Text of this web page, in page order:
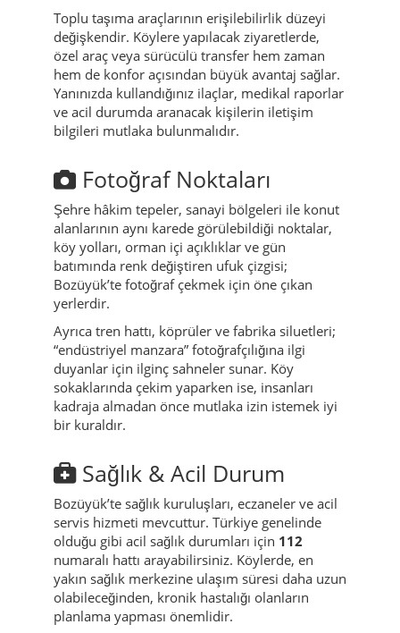
Toplu taşıma araçlarının erişilebilirlik düzeyi
değişkendir. Köylere yapılacak ziyaretlerde,
özel araç veya sürücülü transfer hem zaman
hem de konfor açısından büyük avantaj sağlar.
Yanınızda kullandığınız ilaçlar, medikal raporlar
ve acil durumda aranacak kişilerin iletişim
bilgileri mutlaka bulunmalıdır.
Fotoğraf Noktaları
Şehre hâkim tepeler, sanayi bölgeleri ile konut
alanlarının aynı karede görülebildiği noktalar,
köy yolları, orman içi açıklıklar ve gün
batımında renk değiştiren ufuk çizgisi;
Bozüyük’te fotoğraf çekmek için öne çıkan
yerlerdir.
Ayrıca tren hattı, köprüler ve fabrika siluetleri;
“endüstriyel manzara” fotoğrafçılığına ilgi
duyanlar için ilginç sahneler sunar. Köy
sokaklarında çekim yaparken ise, insanları
kadraja almadan önce mutlaka izin istemek iyi
bir kuraldır.
Sağlık & Acil Durum
Bozüyük’te sağlık kuruluşları, eczaneler ve acil
servis hizmeti mevcuttur. Türkiye genelinde
olduğu gibi acil sağlık durumları için 112
numaralı hattı arayabilirsiniz. Köylerde, en
yakın sağlık merkezine ulaşım süresi daha uzun
olabileceğinden, kronik hastalığı olanların
planlama yapması önemlidir.